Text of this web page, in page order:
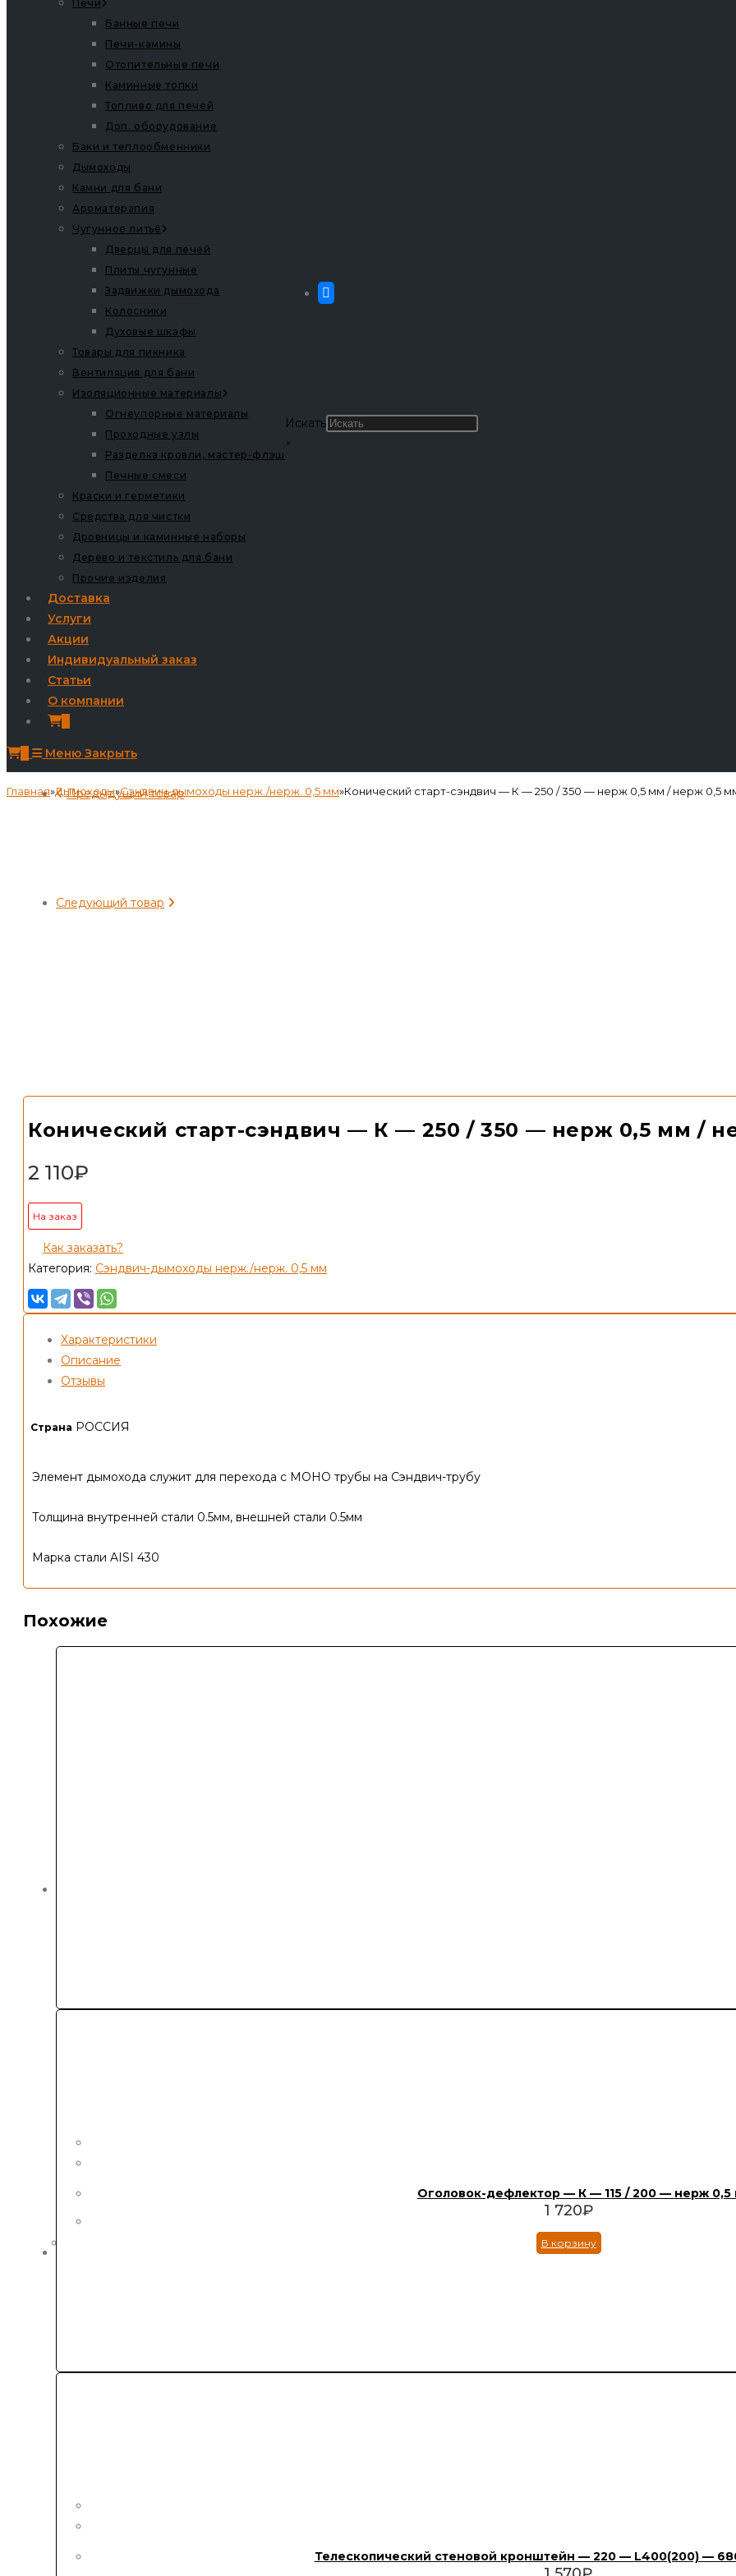
Печи
Банные печи
Печи-камины
Отопительные печи
Каминные топки
Топливо для печей
Доп. оборудование
Баки и теплообменники
Дымоходы
Камни для бани
Ароматерапия
Чугунное литьё
Дверцы для печей
Плиты чугунные
Задвижки дымохода
Колосники
Духовые шкафы
Товары для пикника
Вентиляция для бани
Изоляционные материалы
Огнеупорные материалы
Проходные узлы
Разделка кровли, мастер-флэш
Печные смеси
Краски и герметики
Средства для чистки
Дровницы и каминные наборы
Дерево и текстиль для бани
Прочие изделия
Доставка
Услуги
Акции
Индивидуальный заказ
Статьи
О компании
Меню Закрыть
Искать
×
Главная»Дымоходы»Сэндвич-дымоходы нерж./нерж. 0,5 мм»Конический старт-сэндвич — К — 250 / 350 — нерж 0,5 мм / нерж 0,5
Предыдущий товар
Следующий товар
Конический старт-сэндвич — К — 250 / 350 — нерж 0,5 мм /
2 110₽
На заказ
Как заказать?
Категория: Сэндвич-дымоходы нерж./нерж. 0,5 мм
Характеристики
Описание
Отзывы
Страна РОССИЯ
Элемент дымохода служит для перехода с МОНО трубы на Сэндвич-трубу
Толщина внутренней стали 0.5мм, внешней стали 0.5мм
Марка стали AISI 430
Похожие
Оголовок-дефлектор — К — 115 / 200 — нерж 0,5
1 720₽
В корзину
Телескопический стеновой кронштейн — 220 — L400(200) —